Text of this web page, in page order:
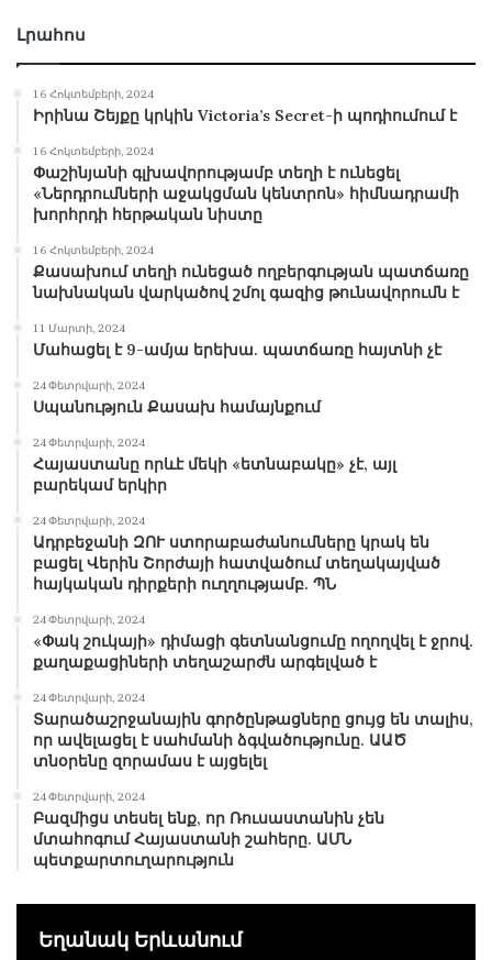
Լրահոս
16 Հոկտեմբերի, 2024
Իրինա Շեյքը կրկին Victoria’s Secret-ի պոդիումում է
16 Հոկտեմբերի, 2024
Փաշինյանի գլխավորությամբ տեղի է ունեցել
«Ներդրումների աջակցման կենտրոն» հիմնադրամի
խորհրդի հերթական նիստը
16 Հոկտեմբերի, 2024
Քասախում տեղի ունեցած ողբերգության պատճառը
նախնական վարկածով շմոլ գազից թունավորումն է
11 Մարտի, 2024
Մահացել է 9-ամյա երեխա. պատճառը հայտնի չէ
24 Փետրվարի, 2024
Սպանություն Քասախ համայնքում
24 Փետրվարի, 2024
Հայաստանը որևէ մեկի «ետնաբակը» չէ, այլ
բարեկամ երկիր
24 Փետրվարի, 2024
Ադրբեջանի ԶՈՒ ստորաբաժանումները կրակ են
բացել Վերին Շորժայի հատվածում տեղակայված
հայկական դիրքերի ուղղությամբ. ՊՆ
24 Փետրվարի, 2024
«Փակ շուկայի» դիմացի գետնանցումը ողողվել է ջրով.
քաղաքացիների տեղաշարժն արգելված է
24 Փետրվարի, 2024
Տարածաշրջանային գործընթացները ցույց են տալիս,
որ ավելացել է սահմանի ձգվածությունը. ԱԱԾ
տնօրենը զորամաս է այցելել
24 Փետրվարի, 2024
Բազմիցս տեսել ենք, որ Ռուսաստանին չեն
մտահոգում Հայաստանի շահերը. ԱՄՆ
պետքարտուղարություն
Եղանակ Երևանում